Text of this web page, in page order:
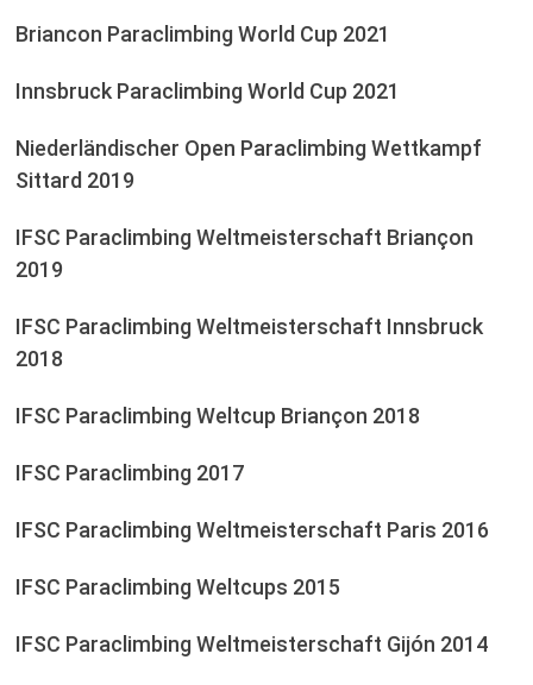
Briancon Paraclimbing World Cup 2021
Innsbruck Paraclimbing World Cup 2021
Niederländischer Open Paraclimbing Wettkampf
Sittard 2019
IFSC Paraclimbing Weltmeisterschaft Briançon
2019
IFSC Paraclimbing Weltmeisterschaft Innsbruck
2018
IFSC Paraclimbing Weltcup Briançon 2018
IFSC Paraclimbing 2017
IFSC Paraclimbing Weltmeisterschaft Paris 2016
IFSC Paraclimbing Weltcups 2015
IFSC Paraclimbing Weltmeisterschaft Gijón 2014